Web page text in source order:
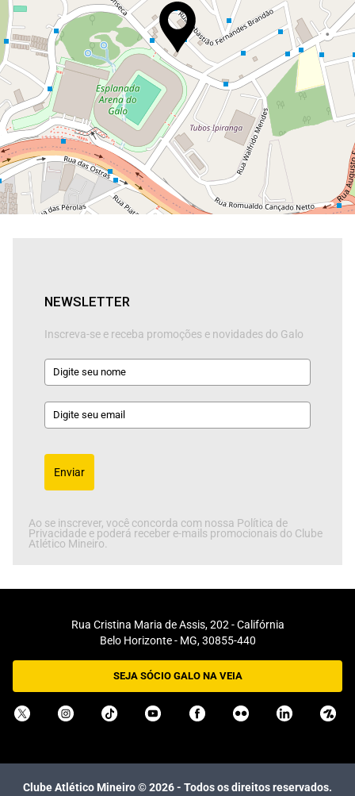
NEWSLETTER
Inscreva-se e receba promoções e novidades do Galo
Enviar
Ao se inscrever, você concorda com nossa Política de
Privacidade e poderá receber e-mails promocionais do Clube
Atlético Mineiro.
Rua Cristina Maria de Assis, 202 - Califórnia
Belo Horizonte - MG, 30855-440
SEJA SÓCIO GALO NA VEIA
Clube Atlético Mineiro ©2026- Todos os direitos reservados.